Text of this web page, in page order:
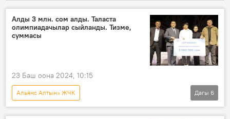
Алды 3 млн. сом алды. Таласта
олимпиадачылар сыйланды. Тизме,
суммасы
23 Баш оона 2024, 10:15
Альянс Алтын» ЖЧК
Олимпиада оюндары — 2024
Кыргызстан
Дагы 6